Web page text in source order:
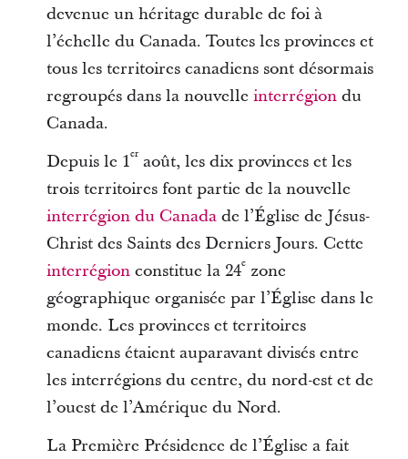
devenue un héritage durable de foi à
l’échelle du Canada. Toutes les provinces et
tous les territoires canadiens sont désormais
regroupés dans la nouvelle interrégiondu
Canada.
Depuis le 1er août, les dix provinces et les
trois territoires font partie de la nouvelle
interrégion du Canadade l’Église de Jésus-
Christ des Saints des Derniers Jours. Cette
interrégionconstitue la 24ezone
géographique organisée par l’Église dans le
monde. Les provinces et territoires
canadiens étaient auparavant divisés entre
les interrégions du centre, du nord-est et de
l’ouest de l’Amérique du Nord.
La Première Présidence de l’Église a fait